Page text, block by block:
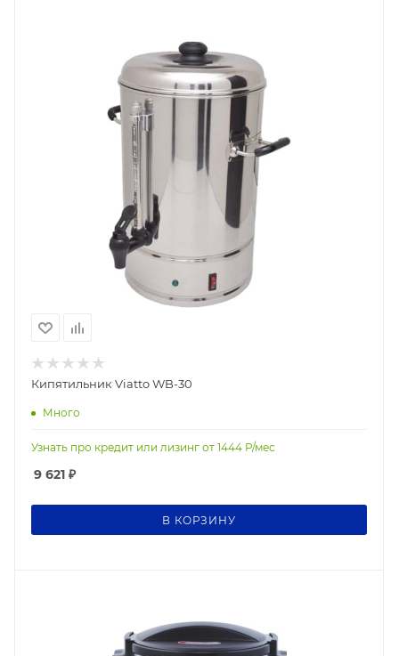
Кипятильник Viatto WB-30
Много
Узнать про кредит или лизинг от 1444 Р/мес
9 621 ₽
В КОРЗИНУ